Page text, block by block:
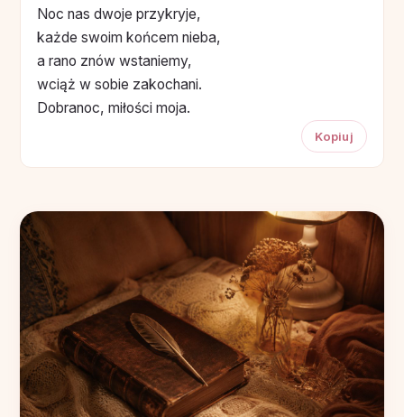
Noc nas dwoje przykryje,
każde swoim końcem nieba,
a rano znów wstaniemy,
wciąż w sobie zakochani.
Dobranoc, miłości moja.
Kopiuj